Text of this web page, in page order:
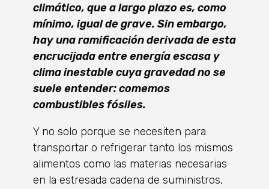
climático, que a largo plazo es, como
mínimo, igual de grave. Sin embargo,
hay una ramificación derivada de esta
encrucijada entre energía escasa y
clima inestable cuya gravedad no se
suele entender: comemos
combustibles fósiles.
Y no solo porque se necesiten para
transportar o refrigerar tanto los mismos
alimentos como las materias necesarias
en la estresada cadena de suministros,